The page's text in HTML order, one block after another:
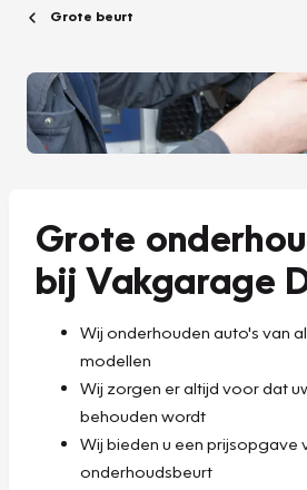
Grote beurt
Grote
bij Vakgarage
Wij onderhouden auto's van
modellen
Wij zorgen er altijd voor dat
behouden wordt
Wij bieden u een prijsopgave
onderhoudsbeurt